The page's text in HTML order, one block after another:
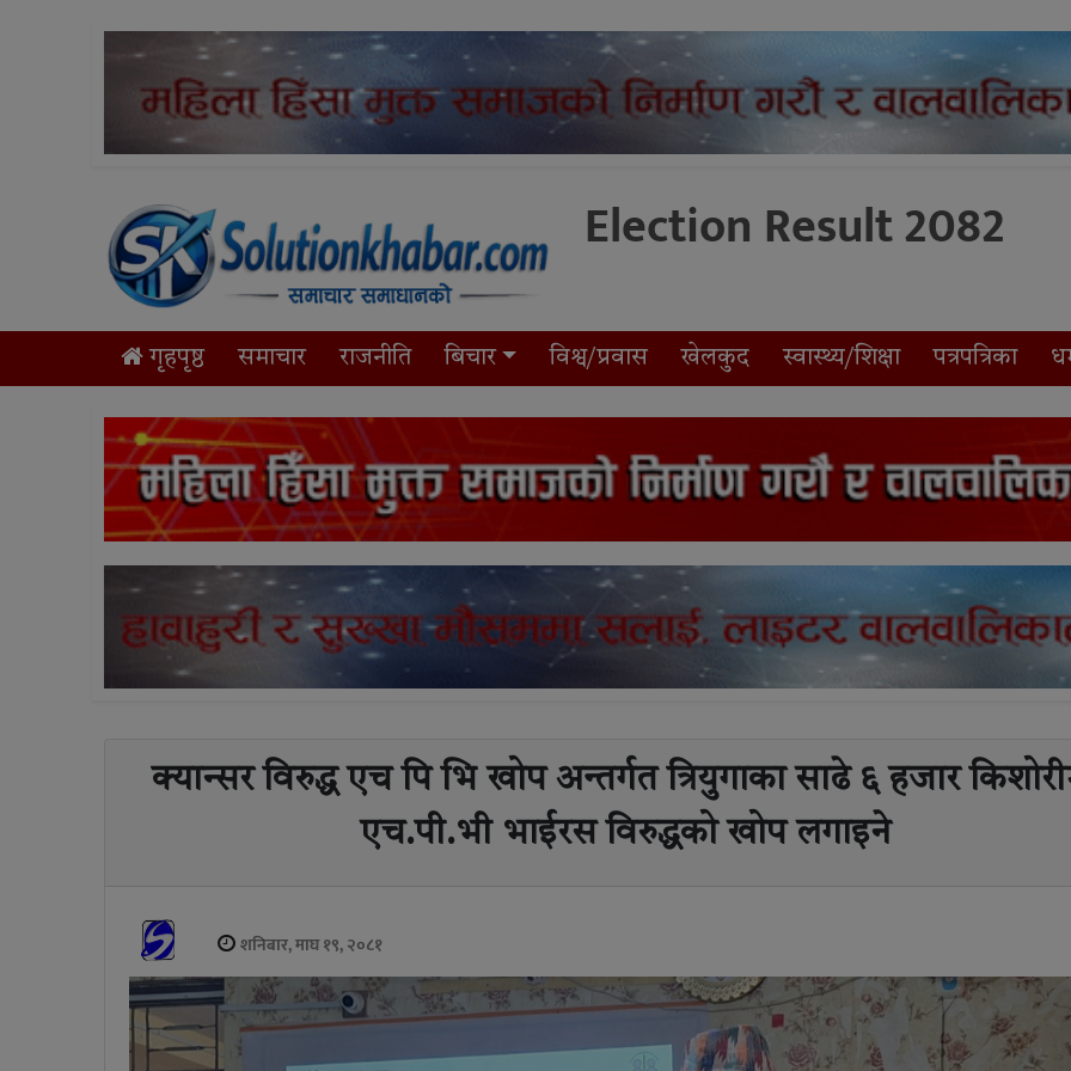
Election Result 2082
गृहपृष्ठ समाचार राजनीति बिचार विश्व/प्रवास खेलकुद स्वास्थ्य/शिक्षा पत्रपत्रिका
क्यान्सर विरुद्ध एच पि भि खोप अन्तर्गत त्रियुगाका साढे ६ हजार
एच.पी.भी भाईरस विरुद्धको खोप लगाइने
शनिबार, माघ १९, २०८१